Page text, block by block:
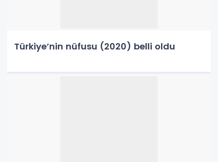
Türkiye’nin nüfusu (2020) belli oldu